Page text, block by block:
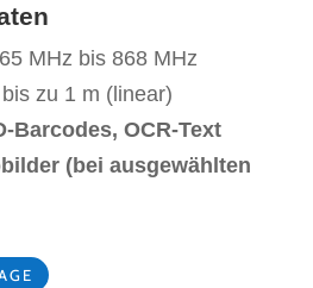
MHz bis 868 MHz
bis zu 1 m (linear)
Barcodes, OCR-Text
(bei ausgewählten